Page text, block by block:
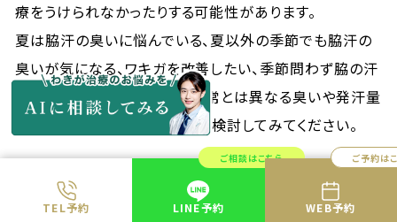
TEL予約
ご相談はこちら
LINE予約
ご予約は
WEB予約
療をうけられなかったりする可能性があります。
夏は脇汗の臭いに悩んでいる、夏以外の季節でも脇汗の
臭いが気になる、ワキガを改善したい、季節問わず脇の汗
が止まらず困っているなど、通常とは異なる臭いや発汗量
にお悩みの方は、ぜひ前向きに検討してみてください。
ワキガの手術